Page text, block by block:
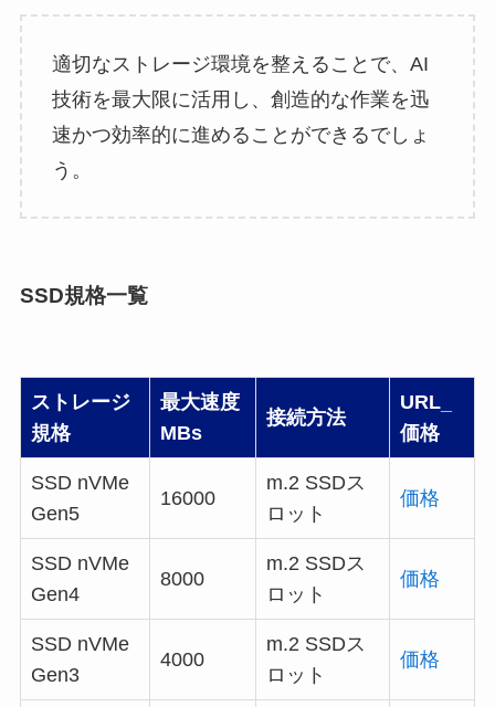
適切なストレージ環境を整えることで、AI
技術を最大限に活用し、創造的な作業を迅
速かつ効率的に進めることができるでしょ
う。
SSD規格一覧
ストレージ
規格
最大速度
MBs
接続方法
URL_
価格
SSD nVMe
Gen5
16000
m.2 SSDス
ロット
価格
SSD nVMe
Gen4
8000
m.2 SSDス
ロット
価格
SSD nVMe
Gen3
4000
m.2 SSDス
ロット
価格